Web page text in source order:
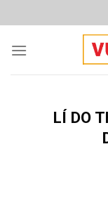
to
content
LÍ DO